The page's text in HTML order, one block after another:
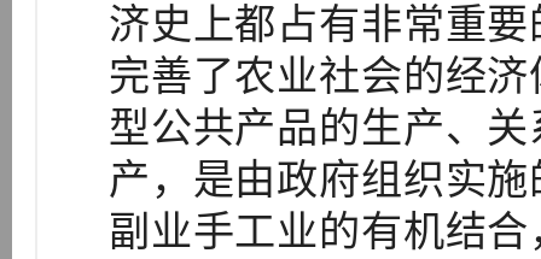
济史上都占有非常重
完善了农业社会的经
型公共产品的生产、
产，是由政府组织实
副业手工业的有机结